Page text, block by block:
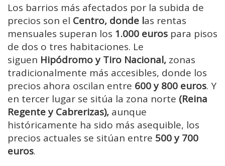
Los barrios más afectados por la subida de
precios son el Centro, donde las rentas
mensuales superan los 1.000 euros para pisos
de dos o tres habitaciones. Le
siguen Hipódromo y Tiro Nacional, zonas
tradicionalmente más accesibles, donde los
precios ahora oscilan entre 600 y 800 euros. Y
en tercer lugar se sitúa la zona norte (Reina
Regente y Cabrerizas), aunque
históricamente ha sido más asequible, los
precios actuales se sitúan entre 500 y 700
euros.